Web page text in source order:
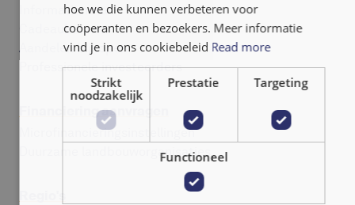
Informatienota
Cadeaubonnen
Aandelen bijkopen
Professionele investeerders
Financiering aanvragen
Microfinancieringsinstellingen
Duurzame landbouworganisaties
hoe we die kunnen verbeteren voor
coöperanten en bezoekers. Meer informatie
vind je in ons cookiebeleid Read more
Strikt
noodzakelijk
Prestatie Targeting
Functioneel